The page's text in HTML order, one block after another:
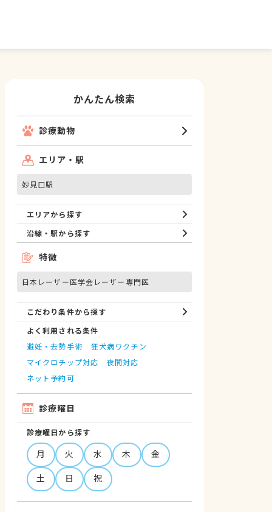
かんたん検索
診療動物
エリア・駅
妙見口駅
エリアから探す
沿線・駅から探す
特徴
日本レーザー医学会レーザー専門医
こだわり条件から探す
よく利用される条件
避妊・去勢手術
狂犬病ワクチン
マイクロチップ対応
夜間対応
ネット予約可
診療曜日
診療曜日から探す
月 火 水 木
金
土
日 祝